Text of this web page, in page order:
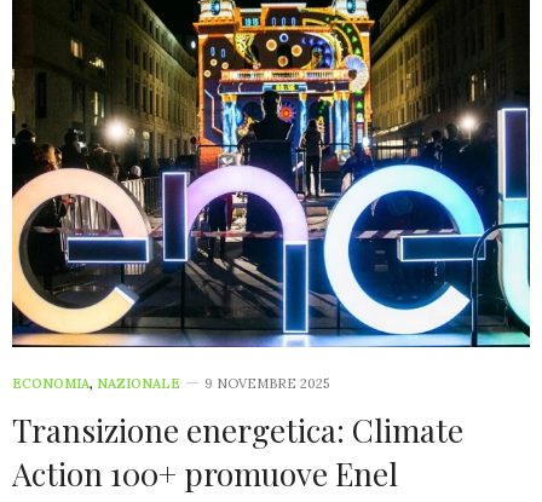
ECONOMIA, NAZIONALE 9 NOVEMBRE 2025
Transizione energetica: Climate
Action 100+ promuove Enel